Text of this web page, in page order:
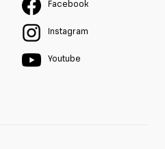
Facebook
Instagram
Youtube